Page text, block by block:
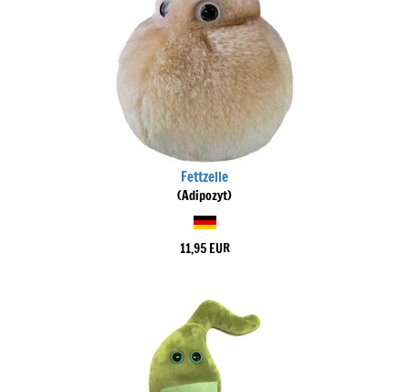
Fettzelle
(Adipozyt)
11,95 EUR